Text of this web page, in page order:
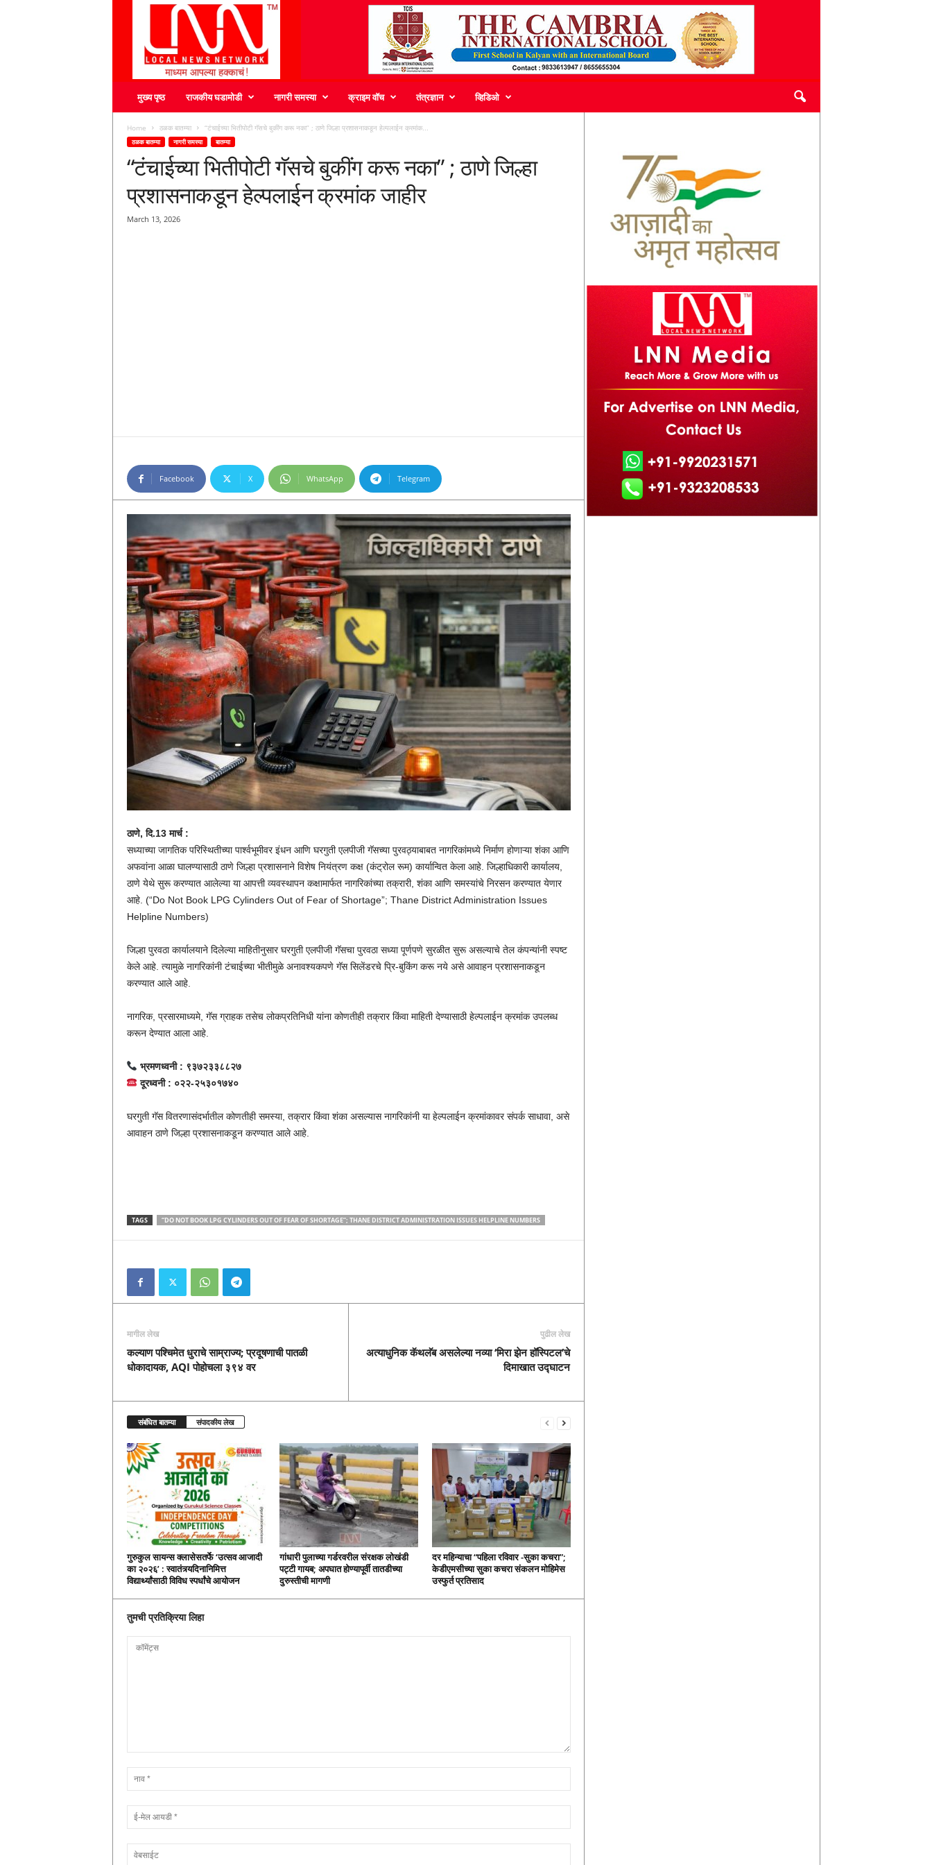
मुख्य पृष्ठ राजकीय घडामोडी नागरी समस्या क्राइम वॉच तंत्रज्ञान व्हिडिओ
Home ठळक बातम्या “टंचाईच्या भितीपोटी गॅसचे बुकींग करू नका” ; ठाणे जिल्हा प्रशासनाकडून हेल्पलाईन क्रमांक...
ठळक बातम्या नागरी समस्या बातम्या
“टंचाईच्या भितीपोटी गॅसचे बुकींग करू नका” ; ठाणे जिल्हा
प्रशासनाकडून हेल्पलाईन क्रमांक जाहीर
March 13, 2026
Facebook X WhatsApp Telegram
ठाणे, दि.13 मार्च :
सध्याच्या जागतिक परिस्थितीच्या पार्श्वभूमीवर इंधन आणि घरगुती एलपीजी गॅसच्या पुरवठ्याबाबत नागरिकांमध्ये निर्माण होणाऱ्या शंका आणि
अफवांना आळा घालण्यासाठी ठाणे जिल्हा प्रशासनाने विशेष नियंत्रण कक्ष (कंट्रोल रूम) कार्यान्वित केला आहे. जिल्हाधिकारी कार्यालय,
ठाणे येथे सुरू करण्यात आलेल्या या आपत्ती व्यवस्थापन कक्षामार्फत नागरिकांच्या तक्रारी, शंका आणि समस्यांचे निरसन करण्यात येणार
आहे. (“Do Not Book LPG Cylinders Out of Fear of Shortage”; Thane District Administration Issues
Helpline Numbers)
जिल्हा पुरवठा कार्यालयाने दिलेल्या माहितीनुसार घरगुती एलपीजी गॅसचा पुरवठा सध्या पूर्णपणे सुरळीत सुरू असल्याचे तेल कंपन्यांनी स्पष्ट
केले आहे. त्यामुळे नागरिकांनी टंचाईच्या भीतीमुळे अनावश्यकपणे गॅस सिलेंडरचे प्रि-बुकिंग करू नये असे आवाहन प्रशासनाकडून
करण्यात आले आहे.
नागरिक, प्रसारमाध्यमे, गॅस ग्राहक तसेच लोकप्रतिनिधी यांना कोणतीही तक्रार किंवा माहिती देण्यासाठी हेल्पलाईन क्रमांक उपलब्ध
करून देण्यात आला आहे.
भ्रमणध्वनी : ९३७२३३८८२७
दूरध्वनी : ०२२-२५३०१७४०
घरगुती गॅस वितरणासंदर्भातील कोणतीही समस्या, तक्रार किंवा शंका असल्यास नागरिकांनी या हेल्पलाईन क्रमांकावर संपर्क साधावा, असे
आवाहन ठाणे जिल्हा प्रशासनाकडून करण्यात आले आहे.
TAGS “DO NOT BOOK LPG CYLINDERS OUT OF FEAR OF SHORTAGE”; THANE DISTRICT ADMINISTRATION ISSUES HELPLINE NUMBERS
मागील लेख
कल्याण पश्चिमेत धुराचे साम्राज्य; प्रदूषणाची पातळी
धोकादायक, AQI पोहोचला ३९४ वर
पुढील लेख
अत्याधुनिक कॅथलॅब असलेल्या नव्या ‘मिरा झेन हॉस्पिटल’चे
दिमाखात उद्घाटन
संबंधित बातम्या संपादकीय लेख
गुरुकुल सायन्स क्लासेसतर्फे ‘उत्सव आजादी
का २०२६’ : स्वातंत्र्यदिनानिमित्त
विद्यार्थ्यांसाठी विविध स्पर्धांचे आयोजन
गांधारी पुलाच्या गर्डरवरील संरक्षक लोखंडी
पट्टी गायब; अपघात होण्यापूर्वी तातडीच्या
दुरुस्तीची मागणी
दर महिन्याचा “पहिला रविवार -सुका कचरा”;
केडीएमसीच्या सुका कचरा संकलन मोहिमेस
उस्फुर्त प्रतिसाद
तुमची प्रतिक्रिया लिहा